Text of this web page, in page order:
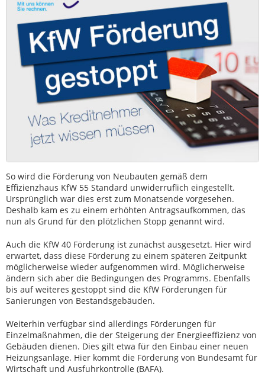
So wird die Förderung von Neubauten gemäß dem
Effizienzhaus KfW 55 Standard unwiderruflich eingestellt.
Ursprünglich war dies erst zum Monatsende vorgesehen.
Deshalb kam es zu einem erhöhten Antragsaufkommen, das
nun als Grund für den plötzlichen Stopp genannt wird.
Auch die KfW 40 Förderung ist zunächst ausgesetzt. Hier wird
erwartet, dass diese Förderung zu einem späteren Zeitpunkt
möglicherweise wieder aufgenommen wird. Möglicherweise
ändern sich aber die Bedingungen des Programms. Ebenfalls
bis auf weiteres gestoppt sind die KfW Förderungen für
Sanierungen von Bestandsgebäuden.
Weiterhin verfügbar sind allerdings Förderungen für
Einzelmaßnahmen, die der Steigerung der Energieeffizienz von
Gebäuden dienen. Dies gilt etwa für den Einbau einer neuen
Heizungsanlage. Hier kommt die Förderung von Bundesamt für
Wirtschaft und Ausfuhrkontrolle (BAFA).